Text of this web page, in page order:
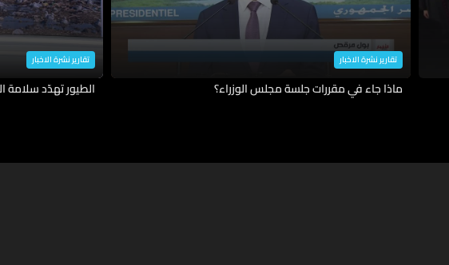
تقارير نشرة الاخبار
ماذا جاء في مقررات جلسة مجلس الوزراء؟
تقارير نشرة الاخبار
الطيور تهدّد سلامة